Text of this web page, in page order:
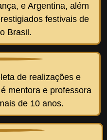
e Argentina, além
festivais de
Brasil.
de realizações e
mentora e professora
de 10 anos.